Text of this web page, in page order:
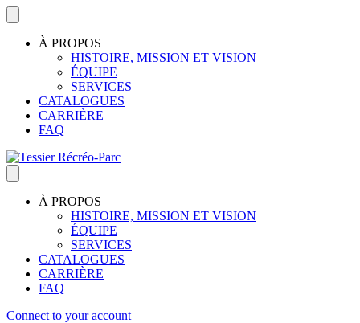
À PROPOS
HISTOIRE, MISSION ET VISION
ÉQUIPE
SERVICES
CATALOGUES
CARRIÈRE
FAQ
À PROPOS
HISTOIRE, MISSION ET VISION
ÉQUIPE
SERVICES
CATALOGUES
CARRIÈRE
FAQ
Connect to your account